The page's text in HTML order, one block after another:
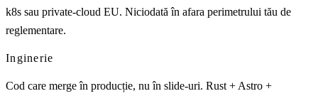
k8s sau private-cloud EU. Niciodată în afara perimetrului tău de
reglementare.
Inginerie
Cod care merge în producție, nu în slide-uri. Rust + Astro +